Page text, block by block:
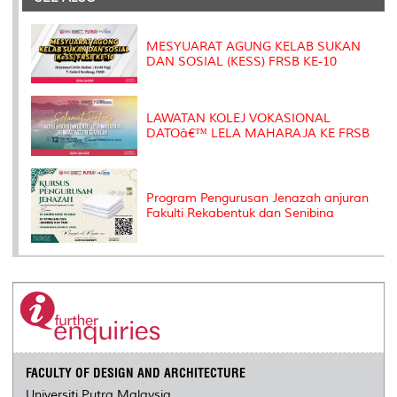
o
k
r
I
n
e
MESYUARAT AGUNG KELAB SUKAN
DAN SOSIAL (KESS) FRSB KE-10
LAWATAN KOLEJ VOKASIONAL
DATOâ€™ LELA MAHARAJA KE FRSB
Program Pengurusan Jenazah anjuran
Fakulti Rekabentuk dan Senibina
FACULTY OF DESIGN AND ARCHITECTURE